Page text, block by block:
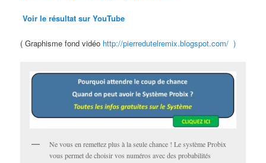
Voir le résultat sur YouTube
( Graphisme fond vidéo http://pierredutelremix.blogspot.com/ )
Ne vous en remettez plus à la seule chance ! Le système Probix
vous permet de choisir vos numéros avec des probabilités